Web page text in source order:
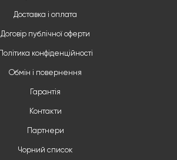
Доставка і оплата
Договір публічної оферти
Політика конфіденційності
Обмін і повернення
Гарантія
Контакти
Партнери
Чорний список